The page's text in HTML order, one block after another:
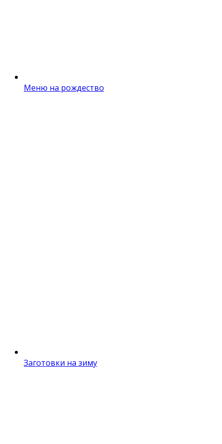
Меню на рождество
Заготовки на зиму